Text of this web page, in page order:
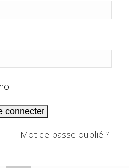
connecter
Mot de passe oublié ?